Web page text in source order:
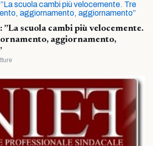
scuola cambi più velocemente.
aggiornamento,